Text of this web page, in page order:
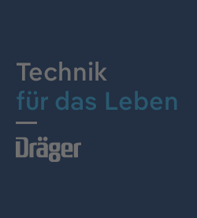
Technik
für das Leben